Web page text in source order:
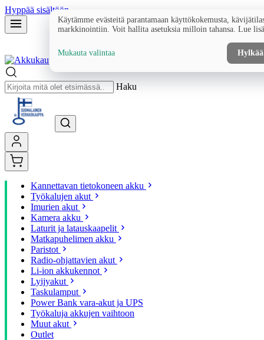
Hyppää sisältöön
Haku
Kannettavan tietokoneen akku
Työkalujen akut
Imurien akut
Kamera akku
Laturit ja latauskaapelit
Matkapuhelimen akku
Paristot
Radio-ohjattavien akut
Li-ion akkukennot
Lyijyakut
Taskulamput
Power Bank vara-akut ja UPS
Työkaluja akkujen vaihtoon
Muut akut
Outlet
Käytämme evästeitä parantamaan käyttökokemusta,
markkinointiin. Voit hallita asetuksia milloin tahansa. Lue
Mukauta valintaa Hylkää